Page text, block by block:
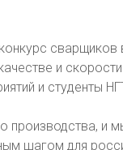
сварщиков
и
и студенты
и
шагом для